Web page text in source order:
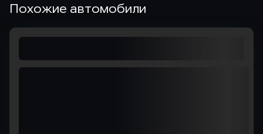
Похожие автомобили